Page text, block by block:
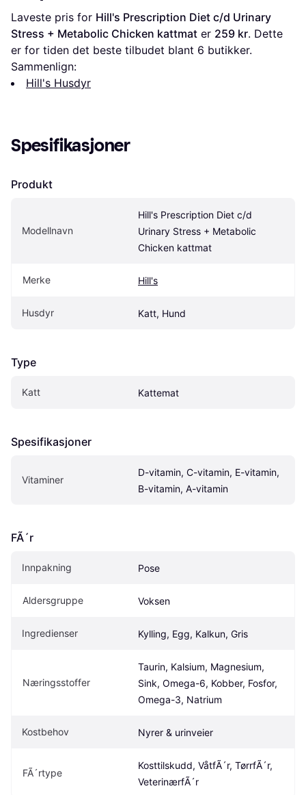
Laveste pris for Hill's Prescription Diet c/d Urinary
Stress + Metabolic Chicken kattmat er 259 kr. Dette
er for tiden det beste tilbudet blant 6 butikker.
Sammenlign:
Hill's Husdyr
Spesifikasjoner
Produkt
Modellnavn
Hill's Prescription Diet c/d
Urinary Stress + Metabolic
Chicken kattmat
Merke Hill's
Husdyr Katt, Hund
Type
Katt Kattemat
Spesifikasjoner
Vitaminer
D-vitamin, C-vitamin, E-vitamin,
B-vitamin, A-vitamin
FÃ´r
Innpakning Pose
Aldersgruppe Voksen
Ingredienser Kylling, Egg, Kalkun, Gris
Næringsstoffer
Taurin, Kalsium, Magnesium,
Sink, Omega-6, Kobber, Fosfor,
Omega-3, Natrium
Kostbehov Nyrer & urinveier
FÃ´rtype
Kosttilskudd, VåtfÃ´r, TørrfÃ´r,
VeterinærfÃ´r